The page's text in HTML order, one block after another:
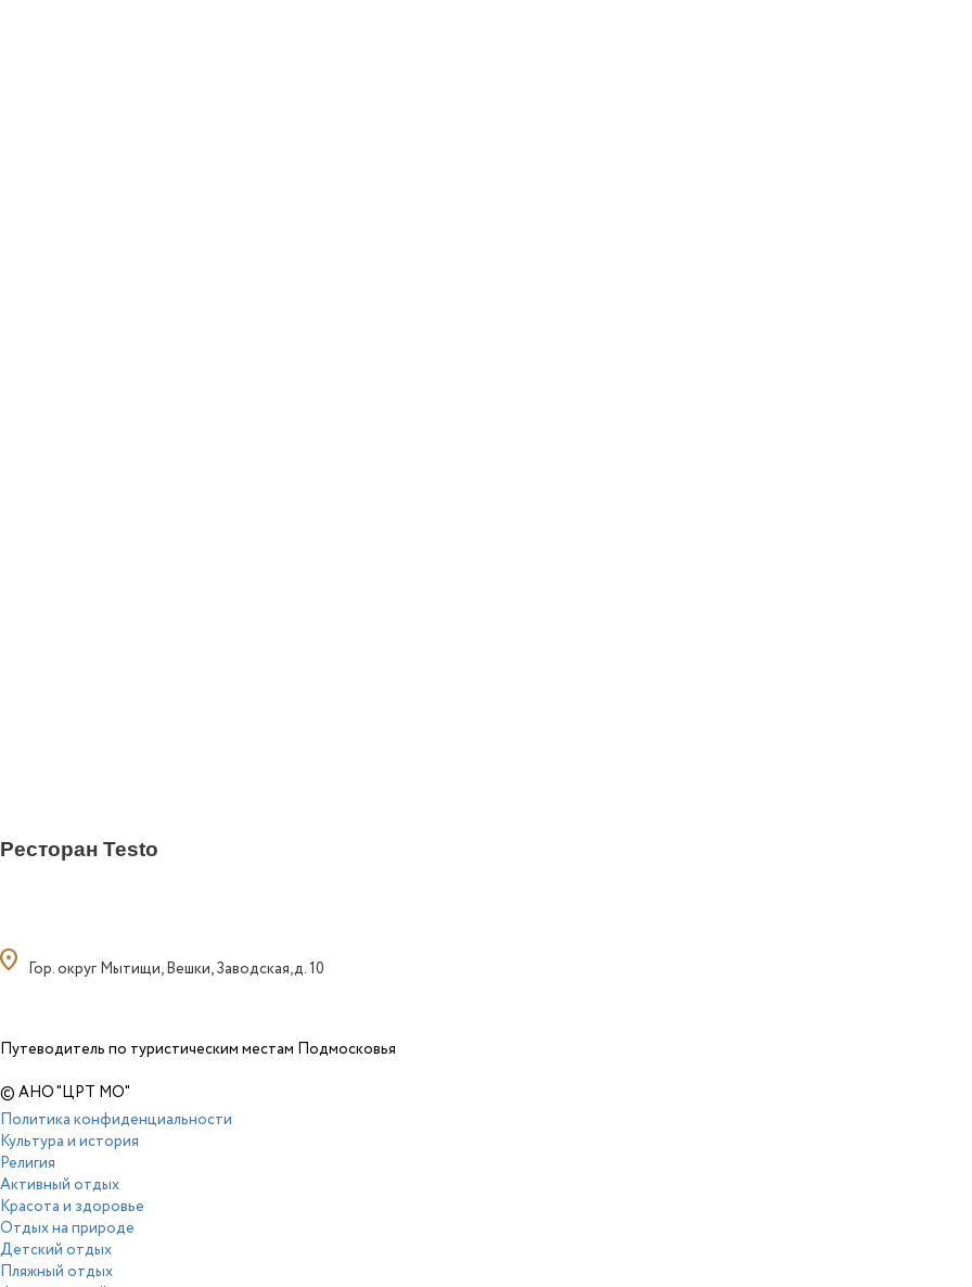
Ресторан Testo
Гор. округ Мытищи, Вешки, Заводская,д. 10
Путеводитель по туристическим местам Подмосковья
© АНО "ЦРТ МО"
Политика конфиденциальности
Культура и история
Религия
Активный отдых
Красота и здоровье
Отдых на природе
Детский отдых
Пляжный отдых